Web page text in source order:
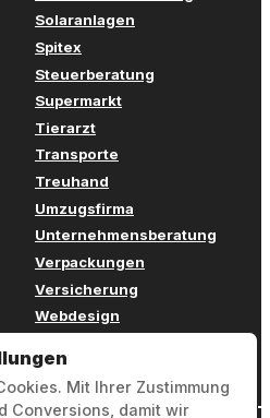
Solaranlagen
Spitex
Steuerberatung
Supermarkt
Tierarzt
Transporte
Treuhand
Umzugsfirma
Unternehmensberatung
Verpackungen
Versicherung
Webdesign
Zahnarzt
Mit Ihrer Zustimmung
Conversions, damit wir